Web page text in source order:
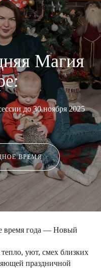
Магия
до 30 ноября 2025
ВРЕМЯ
время года — Новый
тепло, уют, смех близких
праздничной